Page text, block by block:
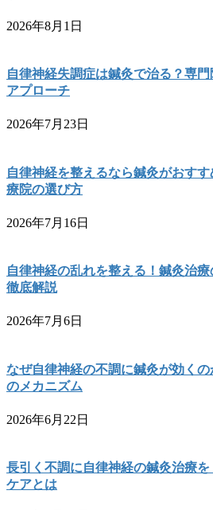
2026年8月1日
自律神経失調症は鍼灸で治る？専
アプローチ
2026年7月23日
自律神経を整えるなら鍼灸がおす
療院の選び方
2026年7月16日
自律神経の乱れを整える！鍼灸治
徹底解説
2026年7月6日
なぜ自律神経の不調に鍼灸が効く
のメカニズム
2026年6月22日
長引く不調に自律神経の鍼灸治療
ケアとは